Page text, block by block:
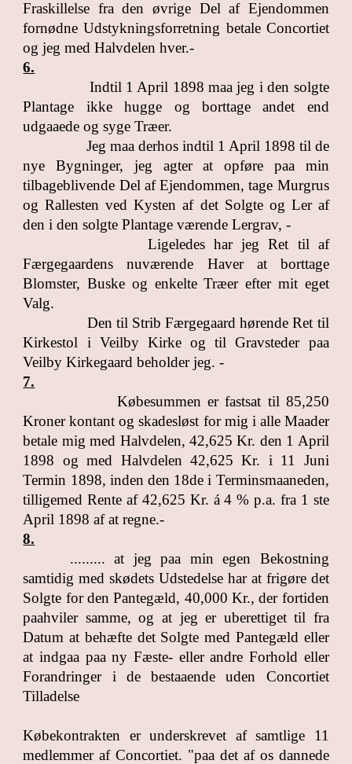
Fraskillelse fra den øvrige Del af Ejendommen
fornødne Udstykningsforretning betale Concortiet
og jeg med Halvdelen hver.-
6.
Indtil 1 April 1898 maa jeg i den solgte
Plantage ikke hugge og borttage andet end
udgaaede og syge Træer.
Jeg maa derhos indtil 1 April 1898 til de
nye Bygninger, jeg agter at opføre paa min
tilbageblivende Del af Ejendommen, tage Murgrus
og Rallesten ved Kysten af det Solgte og Ler af
den i den solgte Plantage værende Lergrav, -
Ligeledes har jeg Ret til af
Færgegaardens nuværende Haver at borttage
Blomster, Buske og enkelte Træer efter mit eget
Valg.
Den til Strib Færgegaard hørende Ret til
Kirkestol i Veilby Kirke og til Gravsteder paa
Veilby Kirkegaard beholder jeg. -
7.
Købesummen er fastsat til 85,250
Kroner kontant og skadesløst for mig i alle Maader
betale mig med Halvdelen, 42,625 Kr. den 1 April
1898 og med Halvdelen 42,625 Kr. i 11 Juni
Termin 1898, inden den 18de i Terminsmaaneden,
tilligemed Rente af 42,625 Kr. á 4 % p.a. fra 1 ste
April 1898 af at regne.-
8.
......... at jeg paa min egen Bekostning
samtidig med skødets Udstedelse har at frigøre det
Solgte for den Pantegæld, 40,000 Kr., der fortiden
paahviler samme, og at jeg er uberettiget til fra
Datum at behæfte det Solgte med Pantegæld eller
at indgaa paa ny Fæste- eller andre Forhold eller
Forandringer i de bestaaende uden Concortiet
Tilladelse
Købekontrakten er underskrevet af samtlige 11
medlemmer af Concortiet. "paa det af os dannede